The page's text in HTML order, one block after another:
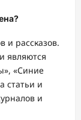
и рассказов.
являются
«Синие
статьи и
и